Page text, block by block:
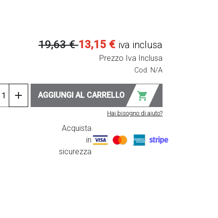
19,63€ 13,15 € iva inclusa
Prezzo Iva Inclusa
Cod: N/A
add AGGIUNGI AL CARRELLO shopping_cart
Hai bisogno di aiuto?
Acquista
in
sicurezza